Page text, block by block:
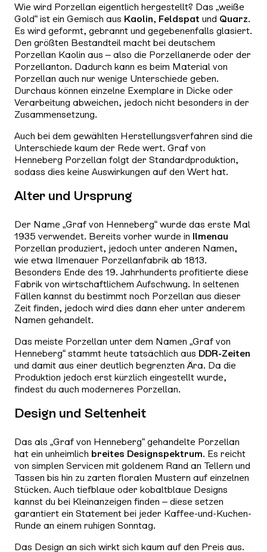
Wie wird Porzellan eigentlich hergestellt? Das „weiße
Gold“ ist ein Gemisch aus Kaolin, Feldspat und Quarz.
Es wird geformt, gebrannt und gegebenenfalls glasiert.
Den größten Bestandteil macht bei deutschem
Porzellan Kaolin aus – also die Porzellanerde oder der
Porzellanton. Dadurch kann es beim Material von
Porzellan auch nur wenige Unterschiede geben.
Durchaus können einzelne Exemplare in Dicke oder
Verarbeitung abweichen, jedoch nicht besonders in der
Zusammensetzung.
Auch bei dem gewählten Herstellungsverfahren sind die
Unterschiede kaum der Rede wert. Graf von
Henneberg Porzellan folgt der Standardproduktion,
sodass dies keine Auswirkungen auf den Wert hat.
Alter und Ursprung
Der Name „Graf von Henneberg“ wurde das erste Mal
1935 verwendet. Bereits vorher wurde in Ilmenau
Porzellan produziert, jedoch unter anderen Namen,
wie etwa Ilmenauer Porzellanfabrik ab 1813.
Besonders Ende des 19. Jahrhunderts profitierte diese
Fabrik von wirtschaftlichem Aufschwung. In seltenen
Fällen kannst du bestimmt noch Porzellan aus dieser
Zeit finden, jedoch wird dies dann eher unter anderem
Namen gehandelt.
Das meiste Porzellan unter dem Namen „Graf von
Henneberg“ stammt heute tatsächlich aus DDR-Zeiten
und damit aus einer deutlich begrenzten Ära. Da die
Produktion jedoch erst kürzlich eingestellt wurde,
findest du auch moderneres Porzellan.
Design und Seltenheit
Das als „Graf von Henneberg“ gehandelte Porzellan
hat ein unheimlich breites Designspektrum. Es reicht
von simplen Servicen mit goldenem Rand an Tellern und
Tassen bis hin zu zarten floralen Mustern auf einzelnen
Stücken. Auch tiefblaue oder kobaltblaue Designs
kannst du bei Kleinanzeigen finden – diese setzen
garantiert ein Statement bei jeder Kaffee-und-Kuchen-
Runde an einem ruhigen Sonntag.
Das Design an sich wirkt sich kaum auf den Preis aus.